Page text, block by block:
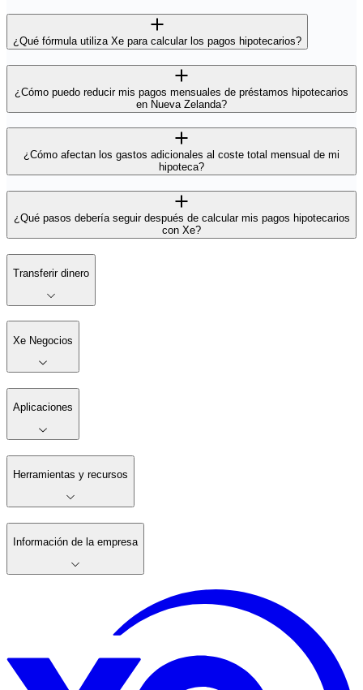
¿Qué fórmula utiliza Xe para calcular los pagos hipotecarios?
¿Cómo puedo reducir mis pagos mensuales de préstamos hipotecarios
en Nueva Zelanda?
¿Cómo afectan los gastos adicionales al coste total mensual de mi
hipoteca?
¿Qué pasos debería seguir después de calcular mis pagos hipotecarios
con Xe?
Transferir dinero
Xe Negocios
Aplicaciones
Herramientas y recursos
Información de la empresa